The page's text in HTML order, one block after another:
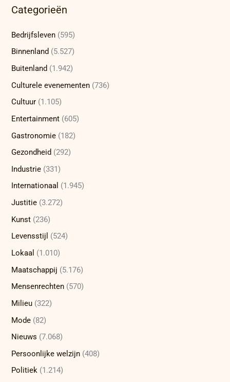
Categorieën
Bedrijfsleven (595)
Binnenland (5.527)
Buitenland (1.942)
Culturele evenementen (736)
Cultuur (1.105)
Entertainment (605)
Gastronomie (182)
Gezondheid (292)
Industrie (331)
Internationaal (1.945)
Justitie (3.272)
Kunst (236)
Levensstijl (524)
Lokaal (1.010)
Maatschappij (5.176)
Mensenrechten (570)
Milieu (322)
Mode (82)
Nieuws (7.068)
Persoonlijke welzijn (408)
Politiek (1.214)